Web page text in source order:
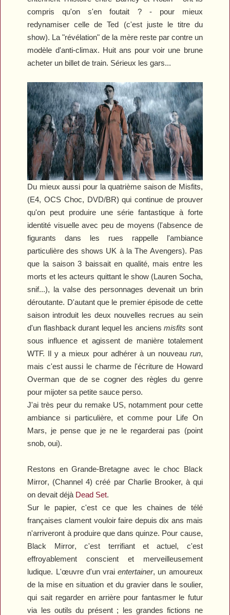
compris qu'on s'en foutait ? - pour mieux
redynamiser celle de Ted (c'est juste le titre du
show). La "révélation" de la mère reste par contre un
modèle d'anti-climax. Huit ans pour voir une brune
acheter un billet de train. Sérieux les gars...
Du mieux aussi pour la quatrième saison de Misfits,
(E4, OCS Choc, DVD/BR) qui continue de prouver
qu'on peut produire une série fantastique à forte
identité visuelle avec peu de moyens (l'absence de
figurants dans les rues rappelle l'ambiance
particulière des shows UK à la The Avengers). Pas
que la saison 3 baissait en qualité, mais entre les
morts et les acteurs quittant le show (Lauren Socha,
snif...), la valse des personnages devenait un brin
déroutante. D'autant que le premier épisode de cette
saison introduit les deux nouvelles recrues au sein
d'un flashback durant lequel les anciensmisfits sont
sous influence et agissent de manière totalement
WTF. Il y a mieux pour adhérer à un nouveau run,
mais c'est aussi le charme de l'écriture de Howard
Overman que de se cogner des règles du genre
pour mijoter sa petite sauce perso.
J'ai très peur du remake US, notamment pour cette
ambiance si particulière, et comme pour Life On
Mars, je pense que je ne le regarderai pas (point
snob, oui).
Restons en Grande-Bretagne avec le choc Black
Mirror, (Channel 4) créé par Charlie Brooker, à qui
on devait déjà Dead Set.
Sur le papier, c'est ce que les chaines de télé
françaises clament vouloir faire depuis dix ans mais
n'arriveront à produire que dans quinze. Pour cause,
Black Mirror, c'est terrifiant et actuel, c'est
effroyablement conscient et merveilleusement
ludique. L'œuvre d'un vraientertainer, un amoureux
de la mise en situation et du gravier dans le soulier,
qui sait regarder en arrière pour fantasmer le futur
via les outils du présent ; les grandes fictions ne